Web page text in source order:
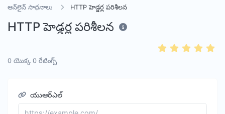
ఆన్‌లైన్ సాధనాలు HTTP హెడ్డర్ల పరిశీలన
HTTP హెడ్డర్ల పరిశీలన
0 యొక్క 0 రేటింగ్స్
యుఆర్‌ఎల్